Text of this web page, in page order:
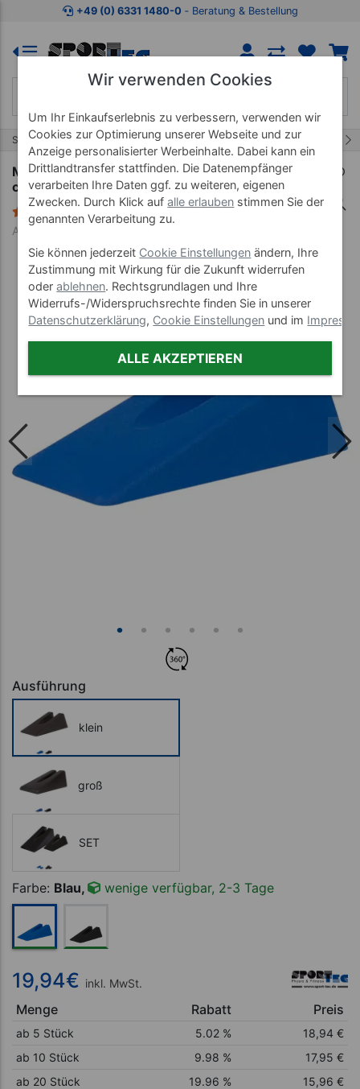
Zum Kaufbereich springen Zur Produktbeschreibung
+49 (0) 6331 1480-0 ‐ Beratung & Bestellung
Start Schlingentische Schlingentisch Zubehör
Mobilisationskeil klein, L x B x H 15,5 x 9,9 x 5
cm
6 Bewertungen
Art-Nr. 25380--01
Ausführung
klein
groß
SET
Farbe: Blau, wenige verfügbar, 2-3 Tage
19,94€ inkl. MwSt.
Menge Rabatt Preis
ab 5 Stück 5.02 % 18,94€
ab 10 Stück
9.98 % 17,95€
ab 20 Stück
19.96 % 15,96€
Wir verwenden Cookies
Um Ihr Einkaufserlebnis zu verbessern, verwenden wir
Cookies zur Optimierung unserer Webseite und zur
Anzeige personalisierter Werbeinhalte. Dabei kann ein
Drittlandtransfer stattfinden. Die Datenempfänger
verarbeiten Ihre Daten ggf. zu weiteren, eigenen
Zwecken. Durch Klick aufalle erlauben stimmen Sie der
genannten Verarbeitung zu.
Sie können jederzeit Cookie Einstellungen ändern, Ihre
Zustimmung mit Wirkung für die Zukunft widerrufen
oderablehnen. Rechtsgrundlagen und Ihre
Widerrufs-/Widerspruchsrechte finden Sie in unserer
Datenschutzerklärung, Cookie Einstellungen und im
ALLE AKZEPTIEREN